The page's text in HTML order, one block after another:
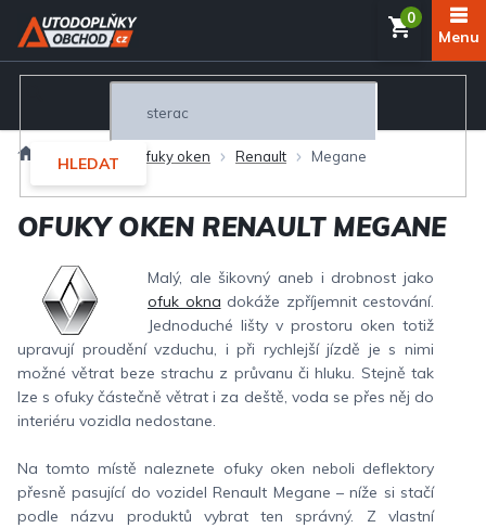
Přejít
obsah
HLEDAT
Exteriér Ofuky oken Renault Megane
OFUKY OKEN RENAULT MEGANE
Malý, ale šikovný aneb i drobnost jako
ofuk okna dokáže zpříjemnit cestování.
Jednoduché lišty v prostoru oken totiž
upravují proudění vzduchu, i při rychlejší jízdě je s nimi
možné větrat beze strachu z průvanu či hluku. Stejně tak
lze s ofuky částečně větrat i za deště, voda se přes něj do
interiéru vozidla nedostane.
Na tomto místě naleznete ofuky oken neboli deflektory
přesně pasující do vozidel Renault Megane – níže si stačí
podle názvu produktů vybrat ten správný. Z vlastní